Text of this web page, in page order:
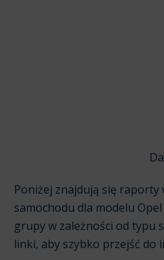
Poniżej znajdują się
samochodu dla modelu
grupy w zależności od typu
linki, aby szybko przejść do